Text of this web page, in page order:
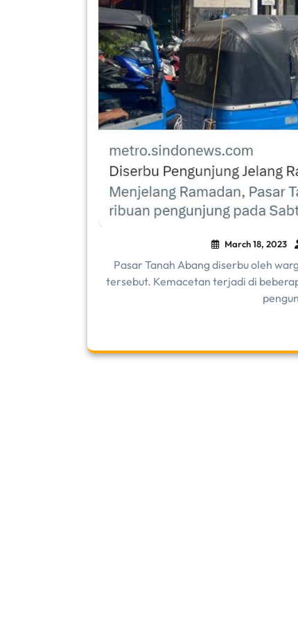
March 18, 2023
Pasar Tanah Abang diserbu oleh
tersebut. Kemacetan terjadi di